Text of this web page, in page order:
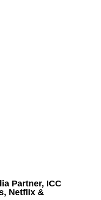
Partner, ICC
Netflix &